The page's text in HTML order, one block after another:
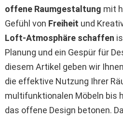
offene Raumgestaltung mit
Gefühl von Freiheit und
Loft-Atmosphäre schaffen
Planung und ein Gespür für
diesem Artikel geben wir
die effektive Nutzung Ihrer
multifunktionalen Möbeln bis
das offene Design betonen.